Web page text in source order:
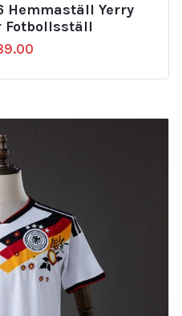
Hemmaställ Yerry
Fotbollsställ